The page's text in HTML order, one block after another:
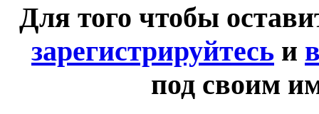
Для того чтобы
зарегистрируйтесь и
под своим